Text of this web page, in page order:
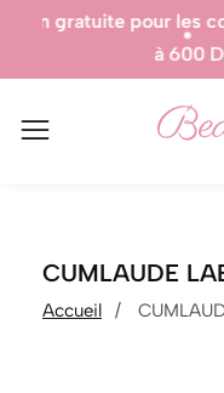
COLLECTION:
CUMLAUDE
Accueil